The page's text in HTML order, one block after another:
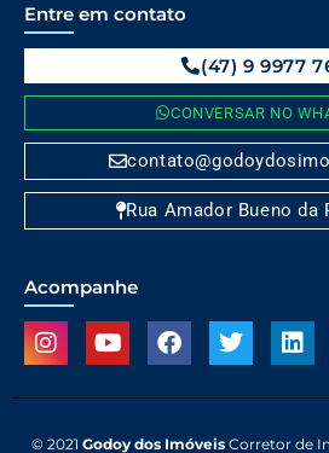
Entre em contato
(47) 9 9977
CONVERSAR NO
Rua Amador Bueno da
Acompanhe
© 2021 Godoy dos Imóveis Corretor de